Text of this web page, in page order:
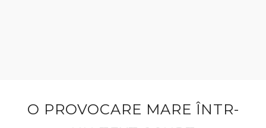
O PROVOCARE MARE ÎNTR-